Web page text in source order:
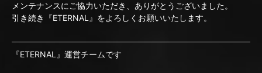
メンテナンスにご協力いただき、ありがとうございました。
引き続き『ETERNAL』をよろしくお願いいたします。
『ETERNAL』運営チームです